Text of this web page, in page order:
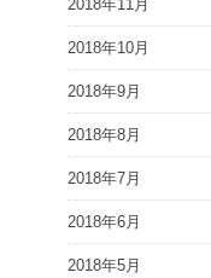
2018年11月
2018年10月
2018年9月
2018年8月
2018年7月
2018年6月
2018年5月